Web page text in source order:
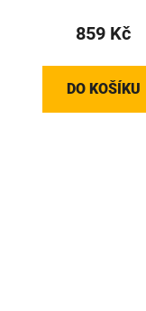
859 Kč
DO KOŠÍKU